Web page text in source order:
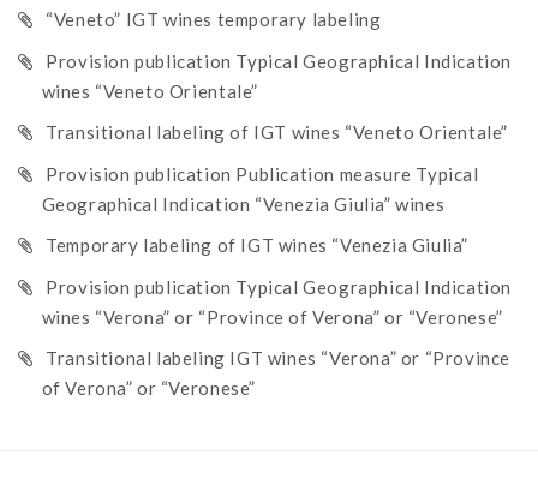
“Veneto” IGT wines temporary labeling
Provision publication Typical Geographical Indication
wines “Veneto Orientale”
Transitional labeling of IGT wines “Veneto Orientale”
Provision publication Publication measure Typical
Geographical Indication “Venezia Giulia” wines
Temporary labeling of IGT wines “Venezia Giulia”
Provision publication Typical Geographical Indication
wines “Verona” or “Province of Verona” or “Veronese”
Transitional labeling IGT wines “Verona” or “Province
of Verona” or “Veronese”